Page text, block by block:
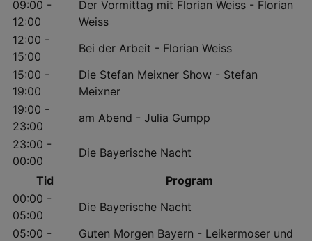
09:00 -
12:00
Der Vormittag mit Florian Weiss - Florian
Weiss
12:00 -
15:00
Bei der Arbeit - Florian Weiss
15:00 -
19:00
Die Stefan Meixner Show - Stefan
Meixner
19:00 -
23:00
am Abend - Julia Gumpp
23:00 -
00:00
Die Bayerische Nacht
Tid
Program
00:00 -
05:00
Die Bayerische Nacht
05:00 -
Guten Morgen Bayern - Leikermoser und